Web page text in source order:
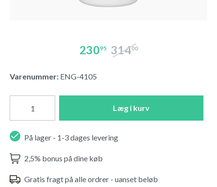
23095 31400
Varenummer: ENG-4105
Læg i kurv
På lager - 1-3 dages levering
2,5% bonus på dine køb
Gratis fragt på alle ordrer - uanset beløb